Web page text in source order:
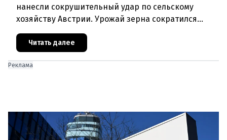
нанесли сокрушительный удар по сельскому
хозяйству Австрии. Урожай зерна сократился
потери достигают 80 процентов.
Читать далее
Реклама